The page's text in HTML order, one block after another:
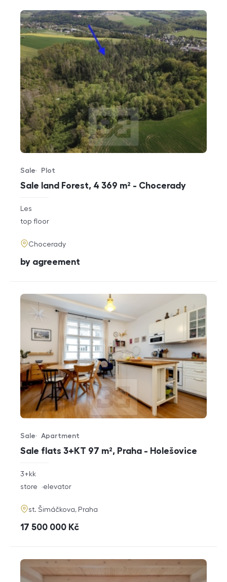
Sale land Forest, 4 369 m² - Chocerady
Offer type
Sale
Property type
Plot
rozměry
disposition
Les
funkce
top floor
adresa
Chocerady
cena
by agreement
Sale flats 3+KT 97 m², Praha - Holešovice
Offer type
Sale
Property type
Apartment
rozměry
3+kk
funkce
store elevator
adresa
st. Šimáčkova, Praha
cena
17 500 000 Kč